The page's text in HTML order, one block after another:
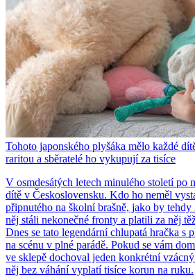
Tohoto japonského plyšáka mělo každé
raritou a sběratelé ho vykupují za tisíce
V osmdesátých letech minulého století po
dítě v Československu. Kdo ho neměl
připnutého na školní brašně, jako by tehdy
něj stáli nekonečné fronty a platili za něj
Dnes se tato legendární chlupatá hračka s
na scénu v plné parádě. Pokud se vám
ve sklepě dochoval jeden konkrétní
něj bez váhání vyplatí tisíce korun na ruku.